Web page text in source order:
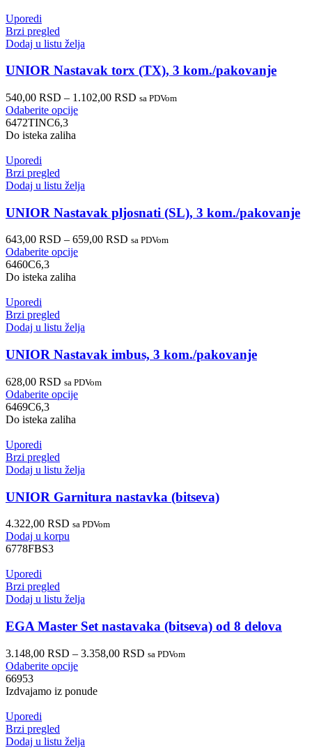
Uporedi
Brzi pregled
Dodaj u listu želja
UNIOR Nastavak torx (TX), 3 kom./pakovanje
540,00 RSD – 1.102,00 RSD sa PDVom
Odaberite opcije
6472TINC6,3
Do isteka zaliha
Uporedi
Brzi pregled
Dodaj u listu želja
UNIOR Nastavak pljosnati (SL), 3 kom./pakovanje
643,00 RSD – 659,00 RSD sa PDVom
Odaberite opcije
6460C6,3
Do isteka zaliha
Uporedi
Brzi pregled
Dodaj u listu želja
UNIOR Nastavak imbus, 3 kom./pakovanje
628,00 RSD sa PDVom
Odaberite opcije
6469C6,3
Do isteka zaliha
Uporedi
Brzi pregled
Dodaj u listu želja
UNIOR Garnitura nastavka (bitseva)
4.322,00 RSD sa PDVom
Dodaj u korpu
6778FBS3
Uporedi
Brzi pregled
Dodaj u listu želja
EGA Master Set nastavaka (bitseva) od 8 delova
3.148,00 RSD – 3.358,00 RSD sa PDVom
Odaberite opcije
66953
Izdvajamo iz ponude
Uporedi
Brzi pregled
Dodaj u listu želja